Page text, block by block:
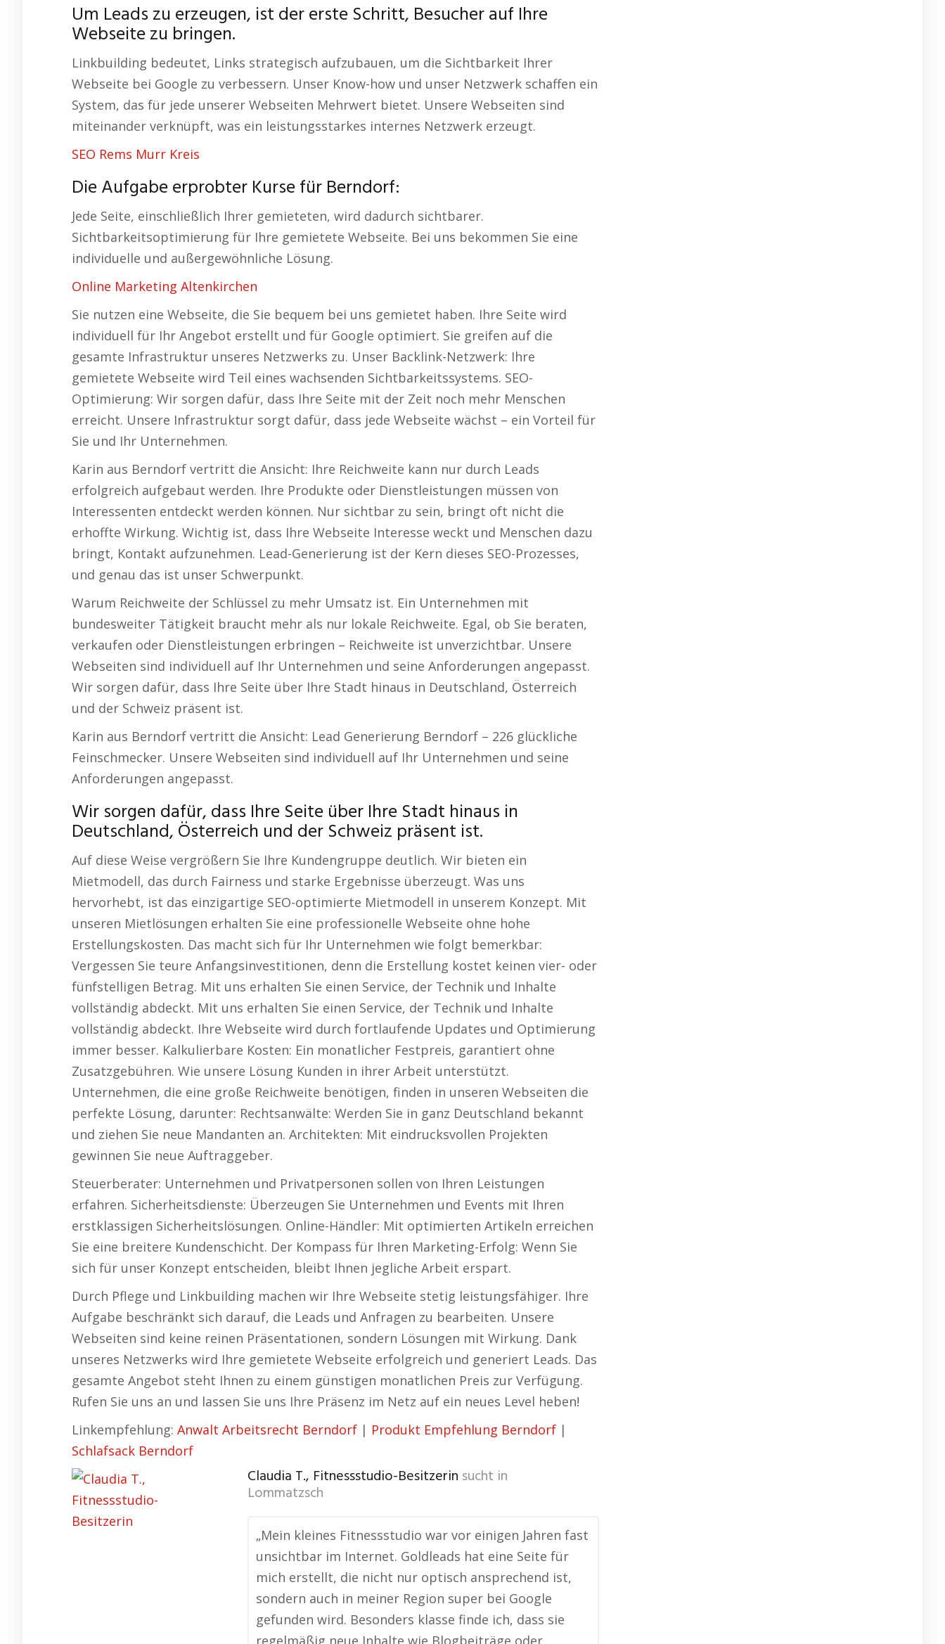
Um Leads zu erzeugen, ist der erste Schritt, Besucher auf Ihre
Webseite zu bringen.
Linkbuilding bedeutet, Links strategisch aufzubauen, um die Sichtbarkeit Ihrer
Webseite bei Google zu verbessern. Unser Know-how und unser Netzwerk schaffen ein
System, das für jede unserer Webseiten Mehrwert bietet. Unsere Webseiten sind
miteinander verknüpft, was ein leistungsstarkes internes Netzwerk erzeugt.
SEO Rems Murr Kreis
Die Aufgabe erprobter Kurse für Berndorf:
Jede Seite, einschließlich Ihrer gemieteten, wird dadurch sichtbarer.
Sichtbarkeitsoptimierung für Ihre gemietete Webseite. Bei uns bekommen Sie eine
individuelle und außergewöhnliche Lösung.
Online Marketing Altenkirchen
Sie nutzen eine Webseite, die Sie bequem bei uns gemietet haben. Ihre Seite wird
individuell für Ihr Angebot erstellt und für Google optimiert. Sie greifen auf die
gesamte Infrastruktur unseres Netzwerks zu. Unser Backlink-Netzwerk: Ihre
gemietete Webseite wird Teil eines wachsenden Sichtbarkeitssystems. SEO-
Optimierung: Wir sorgen dafür, dass Ihre Seite mit der Zeit noch mehr Menschen
erreicht. Unsere Infrastruktur sorgt dafür, dass jede Webseite wächst – ein Vorteil für
Sie und Ihr Unternehmen.
Karin aus Berndorf vertritt die Ansicht: Ihre Reichweite kann nur durch Leads
erfolgreich aufgebaut werden. Ihre Produkte oder Dienstleistungen müssen von
Interessenten entdeckt werden können. Nur sichtbar zu sein, bringt oft nicht die
erhoffte Wirkung. Wichtig ist, dass Ihre Webseite Interesse weckt und Menschen dazu
bringt, Kontakt aufzunehmen. Lead-Generierung ist der Kern dieses SEO-Prozesses,
und genau das ist unser Schwerpunkt.
Warum Reichweite der Schlüssel zu mehr Umsatz ist. Ein Unternehmen mit
bundesweiter Tätigkeit braucht mehr als nur lokale Reichweite. Egal, ob Sie beraten,
verkaufen oder Dienstleistungen erbringen – Reichweite ist unverzichtbar. Unsere
Webseiten sind individuell auf Ihr Unternehmen und seine Anforderungen angepasst.
Wir sorgen dafür, dass Ihre Seite über Ihre Stadt hinaus in Deutschland, Österreich
und der Schweiz präsent ist.
Karin aus Berndorf vertritt die Ansicht: Lead Generierung Berndorf – 226 glückliche
Feinschmecker. Unsere Webseiten sind individuell auf Ihr Unternehmen und seine
Anforderungen angepasst.
Wir sorgen dafür, dass Ihre Seite über Ihre Stadt hinaus in
Deutschland, Österreich und der Schweiz präsent ist.
Auf diese Weise vergrößern Sie Ihre Kundengruppe deutlich. Wir bieten ein
Mietmodell, das durch Fairness und starke Ergebnisse überzeugt. Was uns
hervorhebt, ist das einzigartige SEO-optimierte Mietmodell in unserem Konzept. Mit
unseren Mietlösungen erhalten Sie eine professionelle Webseite ohne hohe
Erstellungskosten. Das macht sich für Ihr Unternehmen wie folgt bemerkbar:
Vergessen Sie teure Anfangsinvestitionen, denn die Erstellung kostet keinen vier- oder
fünfstelligen Betrag. Mit uns erhalten Sie einen Service, der Technik und Inhalte
vollständig abdeckt. Mit uns erhalten Sie einen Service, der Technik und Inhalte
vollständig abdeckt. Ihre Webseite wird durch fortlaufende Updates und Optimierung
immer besser. Kalkulierbare Kosten: Ein monatlicher Festpreis, garantiert ohne
Zusatzgebühren. Wie unsere Lösung Kunden in ihrer Arbeit unterstützt.
Unternehmen, die eine große Reichweite benötigen, finden in unseren Webseiten die
perfekte Lösung, darunter: Rechtsanwälte: Werden Sie in ganz Deutschland bekannt
und ziehen Sie neue Mandanten an. Architekten: Mit eindrucksvollen Projekten
gewinnen Sie neue Auftraggeber.
Steuerberater: Unternehmen und Privatpersonen sollen von Ihren Leistungen
erfahren. Sicherheitsdienste: Überzeugen Sie Unternehmen und Events mit Ihren
erstklassigen Sicherheitslösungen. Online-Händler: Mit optimierten Artikeln erreichen
Sie eine breitere Kundenschicht. Der Kompass für Ihren Marketing-Erfolg: Wenn Sie
sich für unser Konzept entscheiden, bleibt Ihnen jegliche Arbeit erspart.
Durch Pflege und Linkbuilding machen wir Ihre Webseite stetig leistungsfähiger. Ihre
Aufgabe beschränkt sich darauf, die Leads und Anfragen zu bearbeiten. Unsere
Webseiten sind keine reinen Präsentationen, sondern Lösungen mit Wirkung. Dank
unseres Netzwerks wird Ihre gemietete Webseite erfolgreich und generiert Leads. Das
gesamte Angebot steht Ihnen zu einem günstigen monatlichen Preis zur Verfügung.
Rufen Sie uns an und lassen Sie uns Ihre Präsenz im Netz auf ein neues Level heben!
Linkempfehlung: Anwalt Arbeitsrecht Berndorf | Produkt Empfehlung Berndorf |
Schlafsack Berndorf
Claudia T., Fitnessstudio-Besitzerin sucht in
Lommatzsch
„Mein kleines Fitnessstudio war vor einigen Jahren fast
unsichtbar im Internet. Goldleads hat eine Seite für
mich erstellt, die nicht nur optisch ansprechend ist,
sondern auch in meiner Region super bei Google
gefunden wird. Besonders klasse finde ich, dass sie